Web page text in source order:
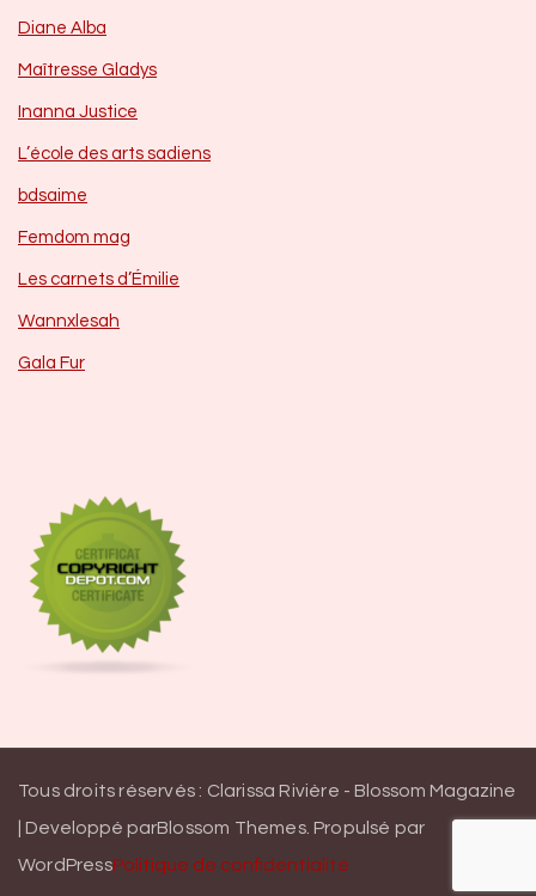
Diane Alba
Maîtresse Gladys
Inanna Justice
L’école des arts sadiens
bdsaime
Femdom mag
Les carnets d’Émilie
Wannxlesah
Gala Fur
Tous droits réservés : Clarissa Rivière - Blossom Magazine
| Developpé parBlossom Themes. Propulsé par
WordPressPolitique de confidentialité